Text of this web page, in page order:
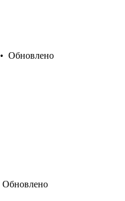
• Обновлено
Обновлено